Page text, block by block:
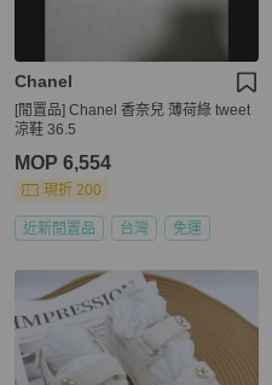
Chanel
[閒置品] Chanel 香奈兒 薄荷綠 tweet
涼鞋 36.5
MOP 6,554
現折 200
近新閒置品 台灣 免運